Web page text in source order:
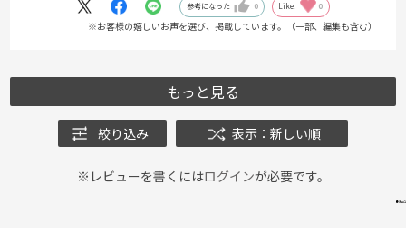
参考になった 0 Like! 0
※お客様の嬉しいお声を選び、掲載しています。（一部、編集も含む）
もっと見る
絞り込み 表示：新しい順
※レビューを書くにはログインが必要です。